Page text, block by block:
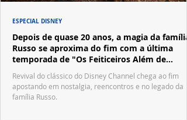
Depois de quase 20 anos, a magia da família
Russo se aproxima do fim com a última
temporada de "Os Feiticeiros Além de
Waverly Place"
Revival do clássico do Disney Channel chega ao fim
apostando em nostalgia, reencontros e no legado da
família Russo.
ESPECIAL DISNEY